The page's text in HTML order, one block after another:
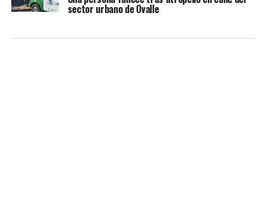
sector urbano de Ovalle